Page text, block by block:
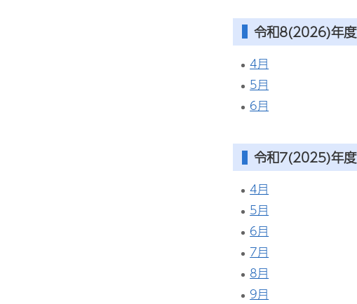
令和8(2026)年度
4月
5月
6月
令和7(2025)年度
4月
5月
6月
7月
8月
9月